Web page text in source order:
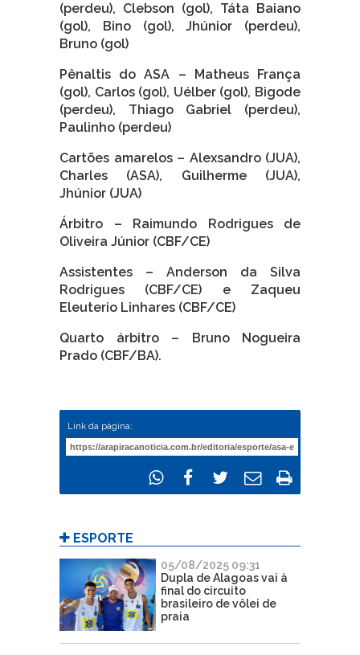
(perdeu), Clebson (gol), Táta Baiano
(gol), Bino (gol), Jhúnior (perdeu),
Bruno (gol)
Pênaltis do ASA – Matheus França
(gol), Carlos (gol), Uélber (gol), Bigode
(perdeu), Thiago Gabriel (perdeu),
Paulinho (perdeu)
Cartões amarelos – Alexsandro (JUA),
Charles (ASA), Guilherme (JUA),
Jhúnior (JUA)
Árbitro – Raimundo Rodrigues de
Oliveira Júnior (CBF/CE)
Assistentes – Anderson da Silva
Rodrigues (CBF/CE) e Zaqueu
Eleuterio Linhares (CBF/CE)
Quarto árbitro – Bruno Nogueira
Prado (CBF/BA).
Link da página:
ESPORTE
05/08/2025 09:31
Dupla de Alagoas vai à
final do circuito
brasileiro de vôlei de
praia